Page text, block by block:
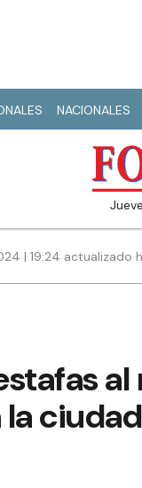
NACIONALES
| 19:24 actualizado